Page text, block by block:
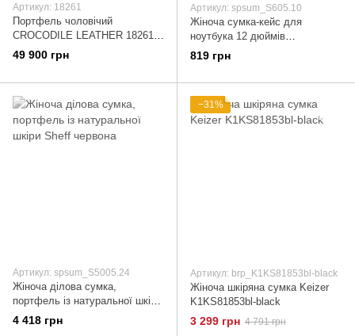
Артикул: 18261
Портфель чоловічий
CROCODILE LEATHER 18261 з
натуральної шкіри крокодила
Коричневий
49 900 грн
Артикул: spsum_S605.10
Жіноча сумка-кейс для
ноутбука 12 дюймів
Professional S605.10
819 грн
Артикул: spsum_S5005.24
Жіноча ділова сумка,
портфель із натуральної шкіри
Sheff червона
4 418 грн
−31%
Артикул: brp_K1KS81853bl-black
Жіноча шкіряна сумка Keizer
K1KS81853bl-black
3 299 грн 4 791 грн